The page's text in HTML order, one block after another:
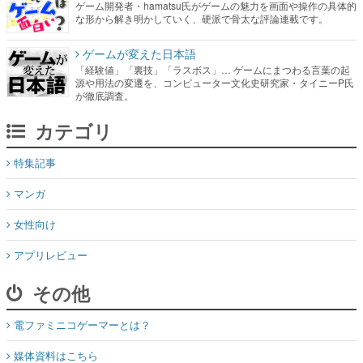
ゲーム開発者・hamatsu氏がゲームの魅力を画面や操作の具体的
な形から解き明かしていく、硬派で骨太な評論連載です。
ゲームが変えた日本語
「経験値」「裏技」「ラスボス」… ゲームにまつわる言葉の起
源や用法の変遷を、コンピューター文化史研究家・タイニーP氏
が徹底調査。
カテゴリ
特集記事
マンガ
女性向け
アプリレビュー
その他
電ファミニコゲーマーとは？
媒体資料はこちら